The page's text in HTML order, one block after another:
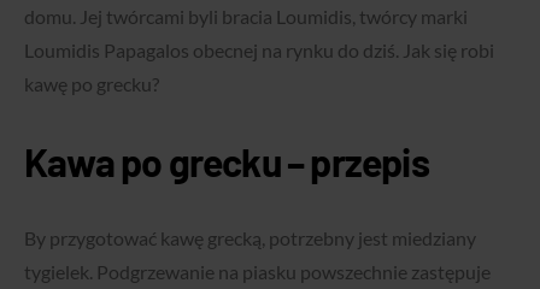
domu. Jej twórcami byli bracia Loumidis, twórcy marki
Loumidis Papagalos obecnej na rynku do dziś. Jak się robi
kawę po grecku?
Kawa po grecku – przepis
By przygotować kawę grecką, potrzebny jest miedziany
tygielek. Podgrzewanie na piasku powszechnie zastępuje